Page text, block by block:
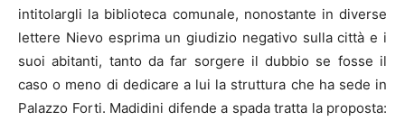
intitolargli la biblioteca comunale, nonostante in diverse
lettere Nievo esprima un giudizio negativo sulla città e i
suoi abitanti, tanto da far sorgere il dubbio se fosse il
caso o meno di dedicare a lui la struttura che ha sede in
Palazzo Forti. Madidini difende a spada tratta la proposta: